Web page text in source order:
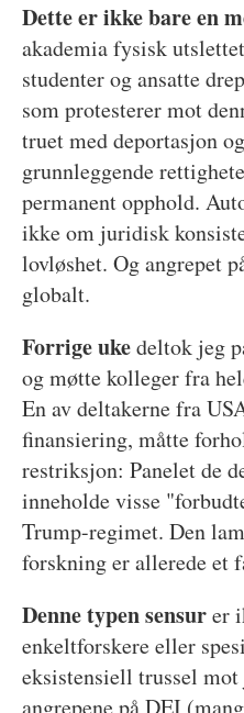
Dette er ikke bare en
akademia fysisk
studenter og ansatte
som protesterer mot
truet med deportasjon
grunnleggende
permanent opphold.
ikke om juridisk
lovløshet. Og angrepet
globalt.
Forrige ukedeltok jeg
og møtte kolleger fra
En av deltakerne fra
finansiering, måtte
restriksjon: Panelet de
inneholde visse
Trump-regimet. Den
forskning er allerede et
Denne typen sensurer
enkeltforskere eller
eksistensiell trussel mot